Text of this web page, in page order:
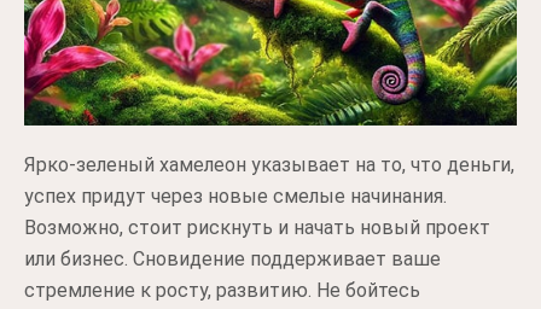
Ярко-зеленый хамелеон указывает на то, что деньги,
успех придут через новые смелые начинания.
Возможно, стоит рискнуть и начать новый проект
или бизнес. Сновидение поддерживает ваше
стремление к росту, развитию. Не бойтесь